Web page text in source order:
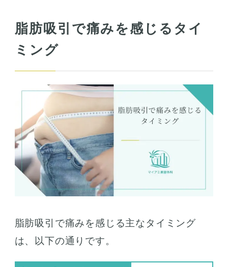
脂肪吸引で痛みを感じるタイ
ミング
脂肪吸引で痛みを感じる主なタイミング
は、以下の通りです。